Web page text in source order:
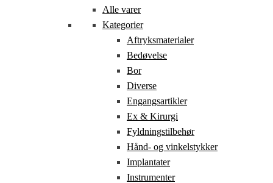
Alle varer
Kategorier
Aftryksmaterialer
Bedøvelse
Bor
Diverse
Engangsartikler
Ex & Kirurgi
Fyldningstilbehør
Hånd- og vinkelstykker
Implantater
Instrumenter